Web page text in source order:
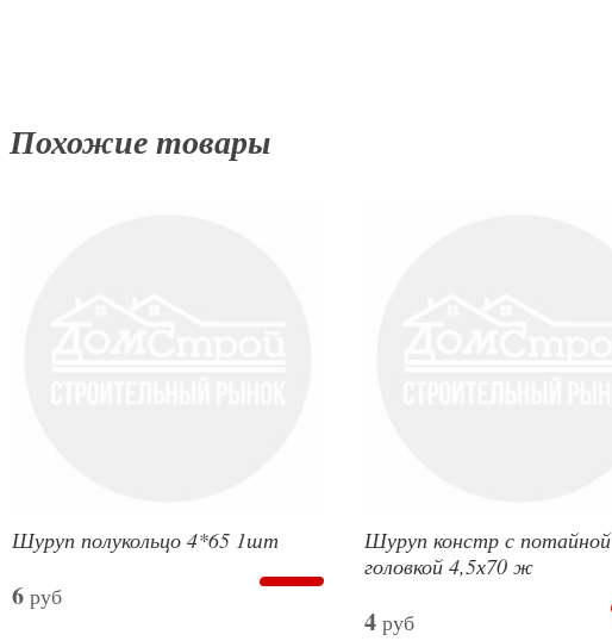
Похожие товары
Шуруп полукольцо 4*65 1шт
6 руб
Шуруп констр с потайной
головкой 4,5х70 ж
4руб